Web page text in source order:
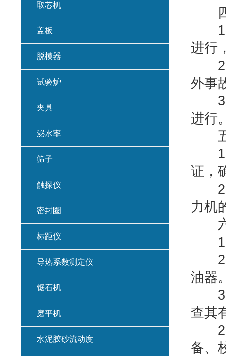
四
1.
进行
2.
外事
3.
进行
五
1.
证，
2.
力机
六
1.
2.
油器
3.
查其
200
备、
取芯机
盖板
脱模器
试验炉
夹具
泌水率
筛子
触探仪
密封圈
标距仪
导热系数测定仪
锯石机
磨平机
水泥胶砂流动度